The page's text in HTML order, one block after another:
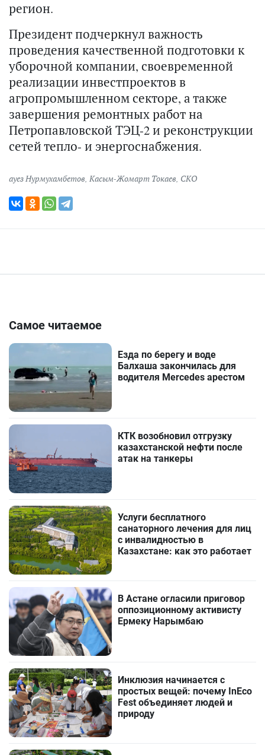
регион.
Президент подчеркнул важность
проведения качественной подготовки к
уборочной компании, своевременной
реализации инвестпроектов в
агропромышленном секторе, а также
завершения ремонтных работ на
Петропавловской ТЭЦ-2 и реконструкции
сетей тепло- и энергоснабжения.
ауез Нурмухамбетов, Касым-Жомарт Токаев, СКО
Самое читаемое
Езда по берегу и воде
Балхаша закончилась для
водителя Mercedes арестом
КТК возобновил отгрузку
казахстанской нефти после
атак на танкеры
Услуги бесплатного
санаторного лечения для лиц
с инвалидностью в
Казахстане: как это работает
В Астане огласили приговор
оппозиционному активисту
Ермеку Нарымбаю
Инклюзия начинается с
простых вещей: почему InEco
Fest объединяет людей и
природу